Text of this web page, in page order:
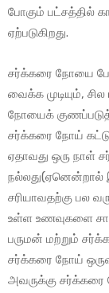
போகும் பட்சத்தில்
ஏற்படுகிறது.
சர்க்கரை நோயை
வைக்க முடியும்,
நோயைக்
சர்க்கரை நோய்
ஏதாவது ஒரு நாள்
நல்லது(ஏனென்றால்
சரியாவதற்கு பல
உள்ள உணவுகளை
பருமன் மற்றும்
சர்க்கரை நோய்
அவருக்கு சர்க்கரை